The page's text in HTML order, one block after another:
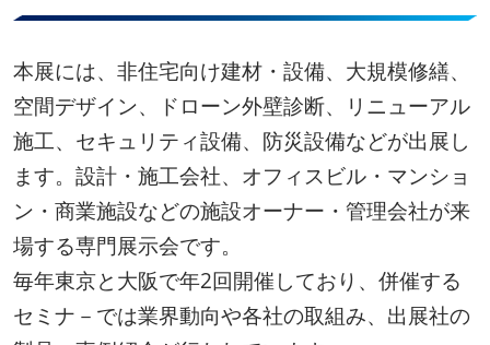
本展には、非住宅向け建材・設備、大規模修繕、
空間デザイン、ドローン外壁診断、リニューアル
施工、セキュリティ設備、防災設備などが出展し
ます。設計・施工会社、オフィスビル・マンショ
ン・商業施設などの施設オーナー・管理会社が来
場する専門展示会です。
毎年東京と大阪で年2回開催しており、併催する
セミナ－では業界動向や各社の取組み、出展社の